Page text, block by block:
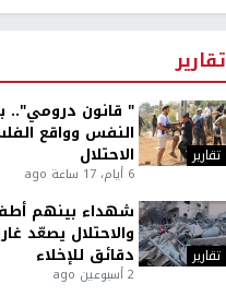
تقارير
تقارير
" قانون درومي"..
النفس وواقع
الاحتلال
6 أيام، 17 ساعة ago
تقارير
شهداء بينهم
والاحتلال يصعّد
دقائق للإخلاء
2 أسبوعين ago